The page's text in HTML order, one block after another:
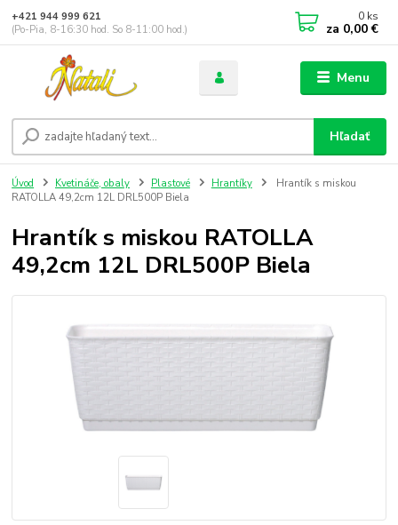
Menu
Hľadať
+421 944 999 621
(Po-Pia, 8-16:30 hod. So 8-11:00 hod.)
0 ks
za 0,00 €
Úvod Kvetináče, obaly Plastové Hrantíky
Hrantík s miskou
RATOLLA 49,2cm 12L DRL500P Biela
Hrantík s miskou RATOLLA
49,2cm 12L DRL500P Biela